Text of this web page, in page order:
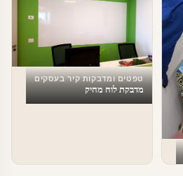
טפטים ומדבקות קיר בעסקים
מדבקת לוח מחיק